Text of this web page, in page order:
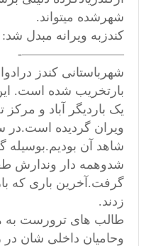
شهرشده میتواند.
کندزبه ویرانه مبدل شد:
————————-
شهرباستانی کندز
بارتخریب شده است.
یک باردیگر آباد و مرکز
ویران گردیده است.در
شاهد آن بودیم.بوسیله
شدوهمه دار وندارش
گرفت.آخرین باری که
زدند.
طالب های ترورست به